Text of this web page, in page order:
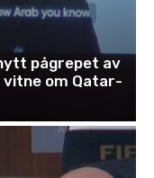
pågrepet av
om Qatar-